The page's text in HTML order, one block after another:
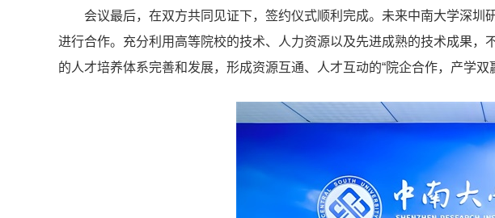
会议最后，在双方共同见证下，签约仪式顺利完成。未来中南大学深
进行合作。充分利用高等院校的技术、人力资源以及先进成熟的技术成果
的人才培养体系完善和发展，形成资源互通、人才互动的“院企合作，产学双